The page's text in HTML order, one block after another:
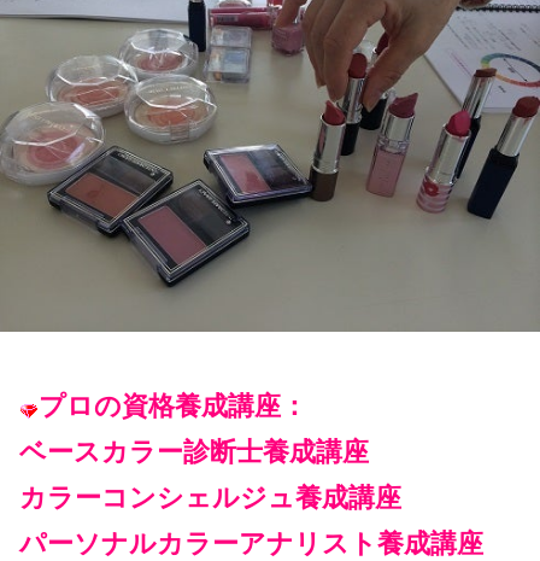
プロの資格養成講座：
ベースカラー診断士養成講座
カラーコンシェルジュ養成講座
パーソナルカラーアナリスト養成講座